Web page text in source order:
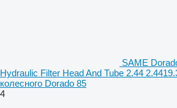
SAME
Hydraulic Filter Head And Tube 2.44
колесного Dorado 85
4